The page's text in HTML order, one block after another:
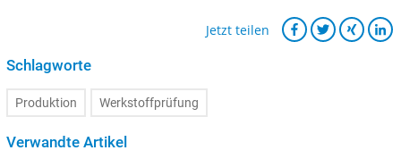
Jetzt teilen
Schlagworte
Produktion Werkstoffprüfung
Verwandte Artikel